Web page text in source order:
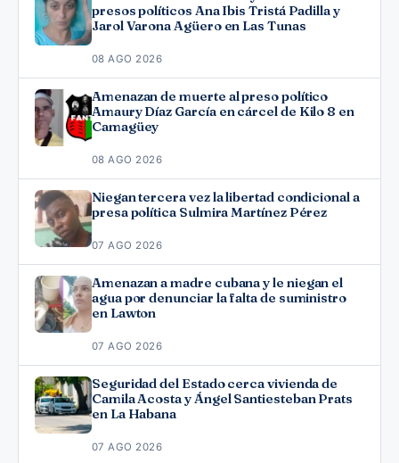
presos políticos Ana Ibis Tristá Padilla y
Jarol Varona Agüero en Las Tunas
08 AGO 2026
Amenazan de muerte al preso político
Amaury Díaz García en cárcel de Kilo 8 en
Camagüey
08 AGO 2026
Niegan tercera vez la libertad condicional a
presa política Sulmira Martínez Pérez
07 AGO 2026
Amenazan a madre cubana y le niegan el
agua por denunciar la falta de suministro
en Lawton
07 AGO 2026
Seguridad del Estado cerca vivienda de
Camila Acosta y Ángel Santiesteban Prats
en La Habana
07 AGO 2026